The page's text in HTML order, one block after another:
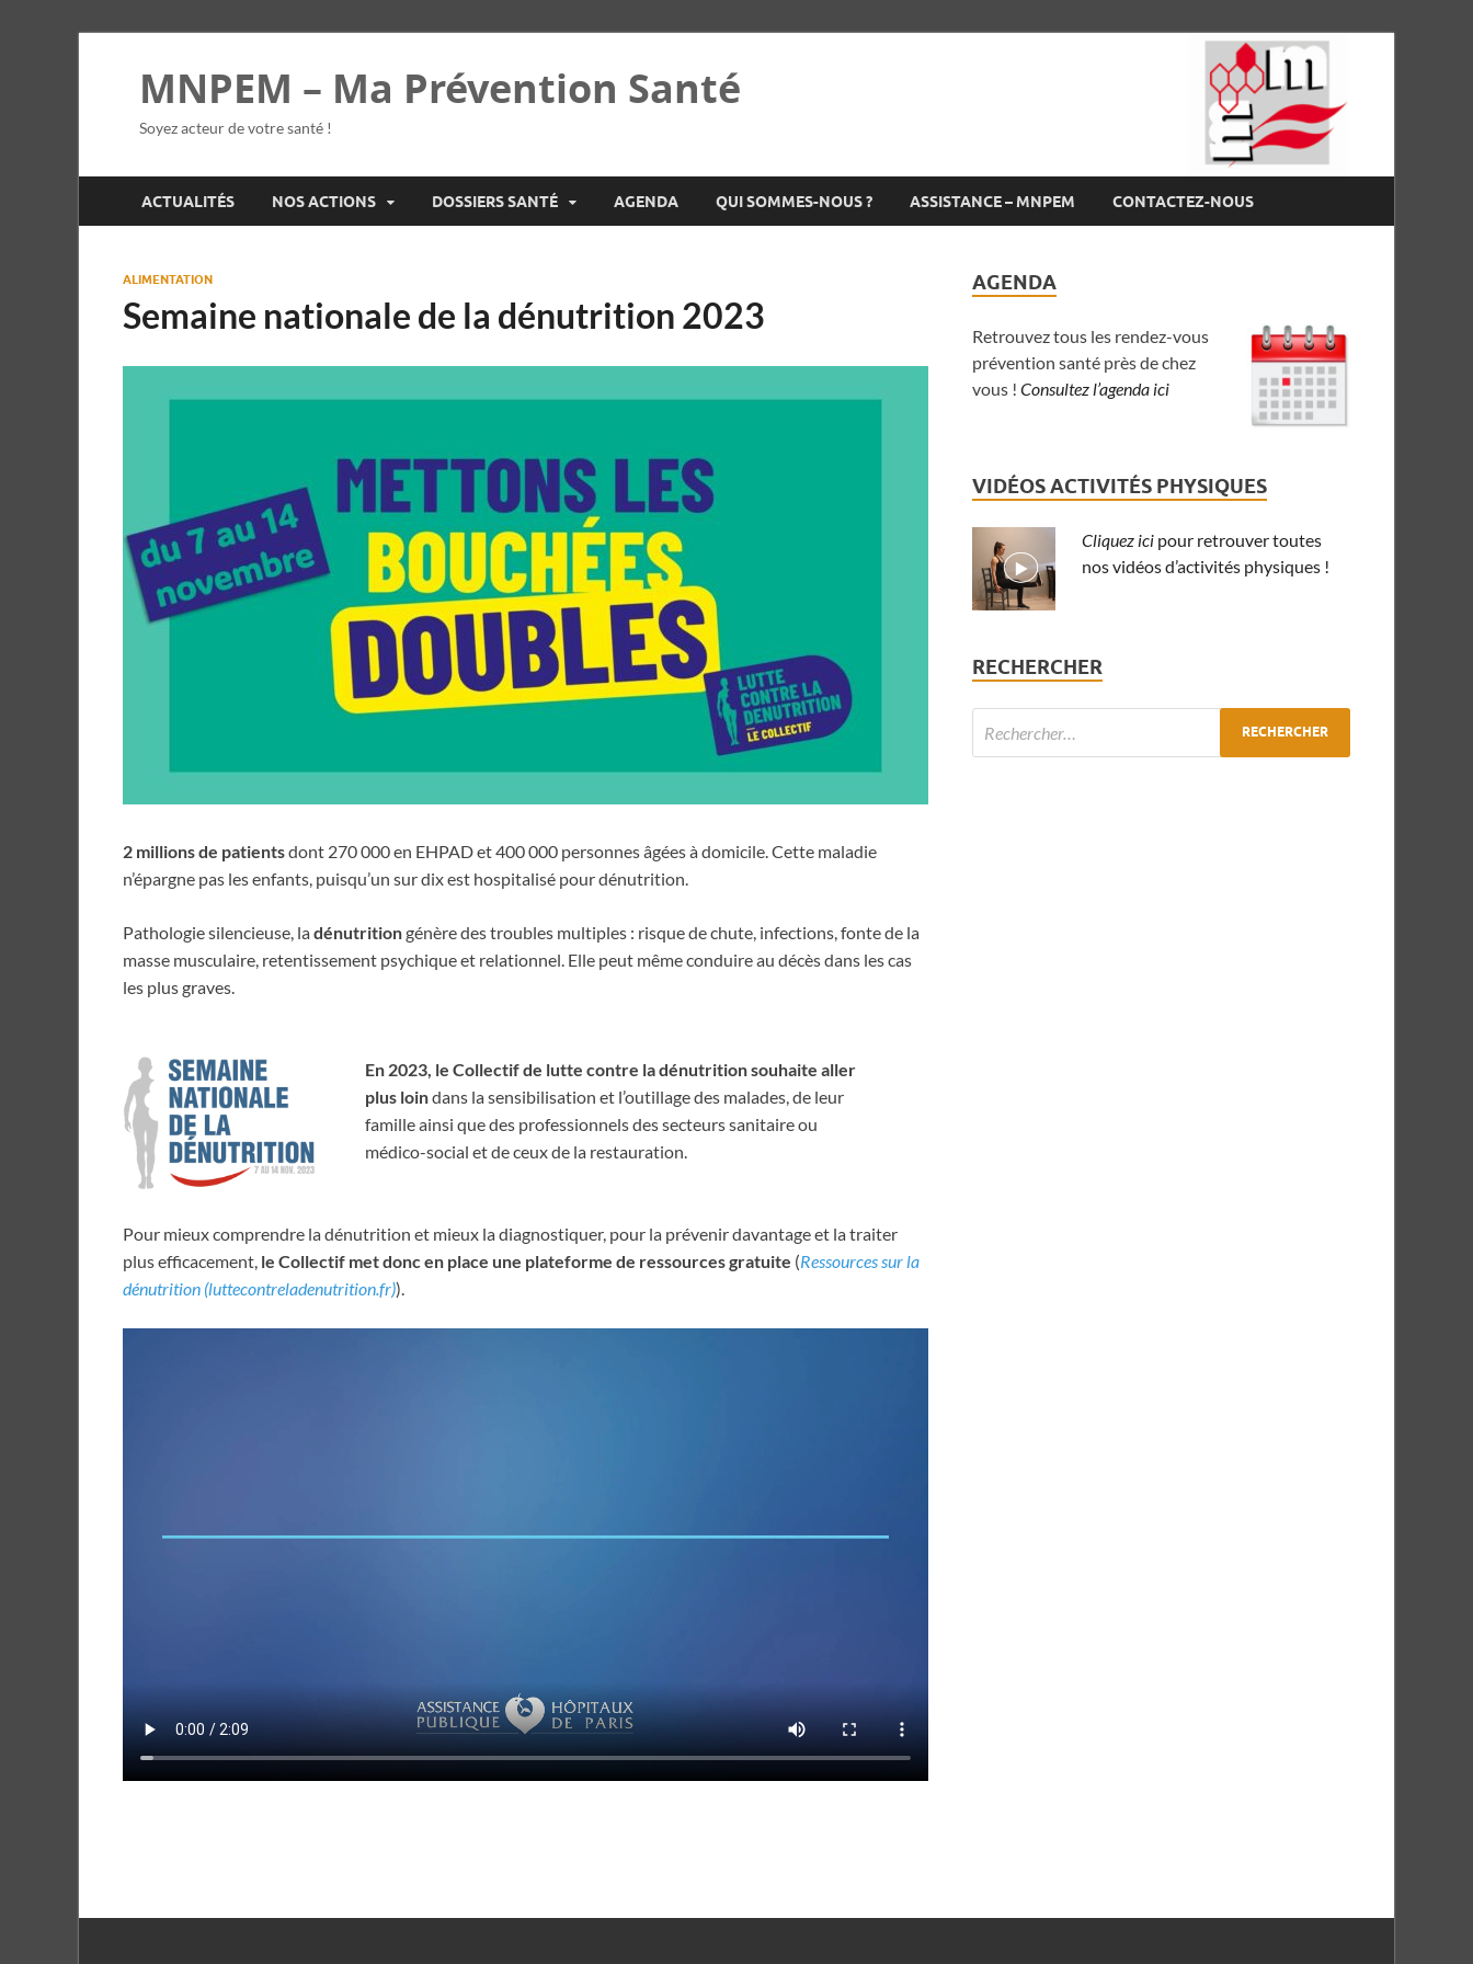
MNPEM – Ma Prévention Santé
Soyez acteur de votre santé !
ACTUALITÉS NOS ACTIONS DOSSIERS SANTÉ AGENDA QUI SOMMES-NOUS ? ASSISTANCE – MNPEM CONTACTEZ-NOUS
ALIMENTATION
Semaine nationale de la dénutrition 2023
2 millions de patientsdont 270 000 en EHPAD et 400 000 personnes âgées à domicile. Cette maladie
n’épargne pas les enfants, puisqu’un sur dix est hospitalisé pour dénutrition.
Pathologie silencieuse, ladénutritiongénère des troubles multiples : risque de chute, infections, fonte de la
masse musculaire, retentissement psychique et relationnel. Elle peut même conduire au décès dans les cas
les plus graves.
En 2023, le Collectif de lutte contre la dénutrition souhaite aller
plus loindans la sensibilisation et l’outillage des malades, de leur
famille ainsi que des professionnels des secteurs sanitaire ou
médico-social et de ceux de la restauration.
Pour mieux comprendre la dénutrition et mieux la diagnostiquer, pour la prévenir davantage et la traiter
plus efficacement, le Collectif met donc en place une plateforme de ressources gratuite (Ressources sur la
dénutrition (luttecontreladenutrition.fr)).
AGENDA
Retrouvez tous les rendez-vous
prévention santé près de chez
vous !Consultez l’agenda ici
VIDÉOS ACTIVITÉS PHYSIQUES
Cliquez ici pour retrouver toutes
nos vidéos d’activités physiques !
RECHERCHER